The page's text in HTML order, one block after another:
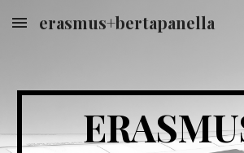
Skip to main content
erasmus+bertapanella